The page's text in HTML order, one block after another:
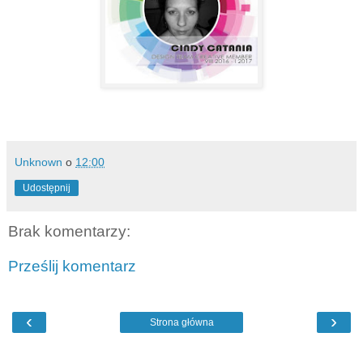
Unknown o 12:00
Udostępnij
Brak komentarzy:
Prześlij komentarz
‹ ›
Strona główna